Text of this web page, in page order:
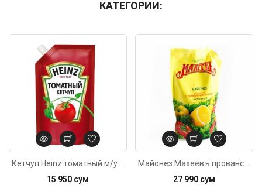
КАТЕГОРИИ:
15 950 сум
Код: 2764
27 990 сум